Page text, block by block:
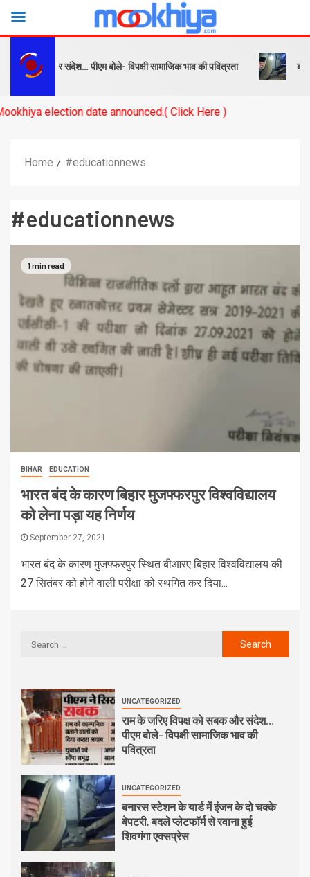
को सबक और संदेश… पीएम बोले- विपक्षी सामाजिक भाव की पवित्रता बनारस
election date announced.( Click Here )
Home #educationnews
#educationnews
1 min read
BIHAR EDUCATION
भारत बंद के कारण बिहार मुजफ्फरपुर विश्वविद्यालय
को लेना पड़ा यह निर्णय
September 27, 2021
भारत बंद के कारण मुजफ्फरपुर स्थित बीआरए बिहार विश्वविद्यालय की
27 सितंबर को होने वाली परीक्षा को स्थगित कर दिया...
UNCATEGORIZED
राम के जरिए विपक्ष को सबक और संदेश…
पीएम बोले- विपक्षी सामाजिक भाव की
पवित्रता
UNCATEGORIZED
बनारस स्टेशन के यार्ड में इंजन के दो चक्के
बेपटरी, बदले प्लेटफॉर्म से रवाना हुई
शिवगंगा एक्सप्रेस